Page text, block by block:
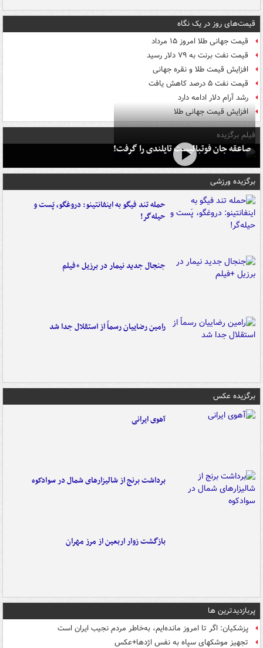
قیمت‌های روز در یک نگاه
قیمت جهانی طلا امروز ۱۵ مرداد
قیمت نفت برنت به ۷۹ دلار رسید
افزایش قیمت طلا و نقره جهانی
قیمت نفت ۵ درصد کاهش یافت
رشد آرام دلار ادامه دارد
افزایش قیمت جهانی طلا
فیلم برگزیده
صاعقه جان فوتبالیست تایلندی را گرفت!
برگزیده ورزشی
حمله تند فیگو به اینفانتینو: دروغگو، پَست‌ و
حیله‌گر!
جنجال جدید نیمار در برزیل +فیلم
رامین رضاییان رسماً از استقلال جدا شد
برگزیده عکس
آهوی ایرانی
برداشت برنج از شالیزارهای شمال در سوادکوه
بازگشت زوار اربعین از مرز مهران
پربازدیدترین ها
پزشکیان: اگر تا امروز مانده‌ایم، به‌خاطر مردم نجیب ایران است
تجهیز موشکهای سپاه به نفس اژدها+عکس